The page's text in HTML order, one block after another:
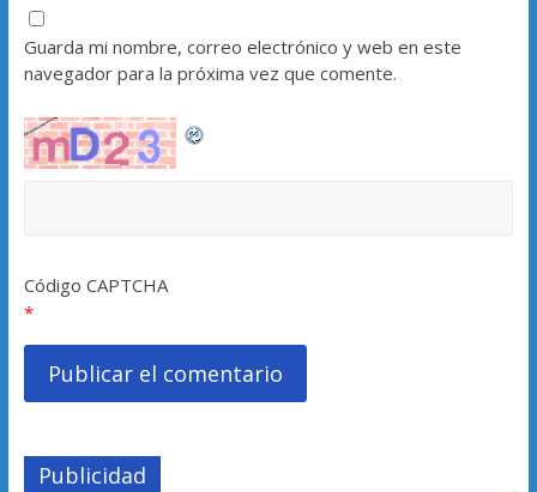
Guarda mi nombre, correo electrónico y web en este
navegador para la próxima vez que comente.
Código CAPTCHA
*
Publicidad